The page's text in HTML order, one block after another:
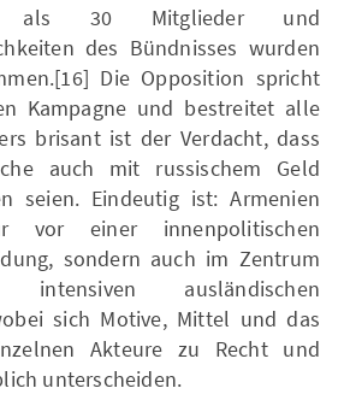
als 30 Mitglieder und
des Bündnisses wurden
Die Opposition spricht
Kampagne und bestreitet alle
brisant ist der Verdacht, dass
auch mit russischem Geld
seien. Eindeutig ist: Armenien
einer innenpolitischen
sondern auch im Zentrum
intensiven ausländischen
sich Motive, Mittel und das
Akteure zu Recht und
unterscheiden.